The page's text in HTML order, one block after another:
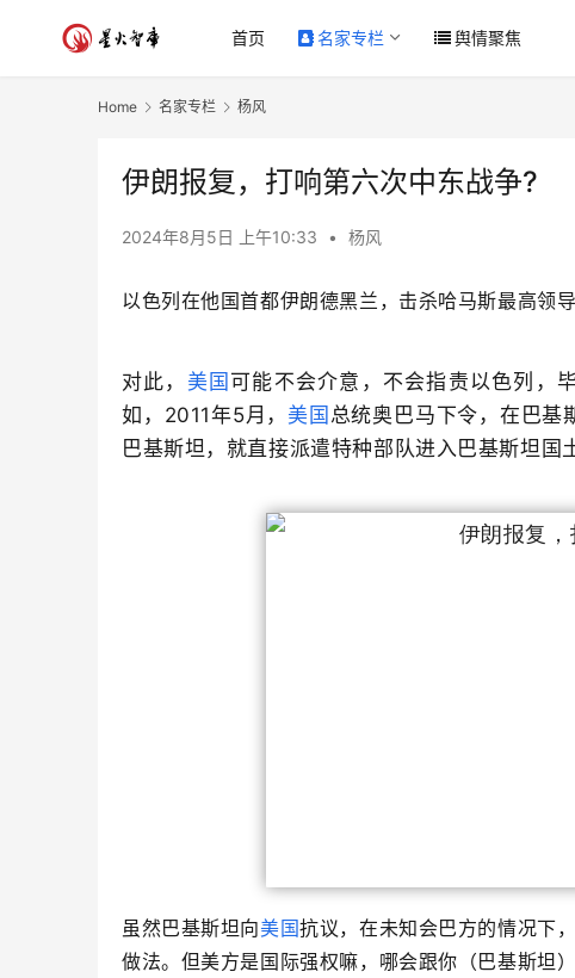
首页 名家专栏 舆情聚焦
Home 名家专栏 杨风
伊朗报复，打响第六次中东战争?
2024年8月5日 上午10:33 • 杨风
以色列在他国首都伊朗德黑兰，击杀哈马斯最高领
对此， 美国 可能不会介意，不会指责以色列，
如，2011年5月， 美国 总统奥巴马下令，在巴基
巴基斯坦，就直接派遣特种部队进入巴基斯坦国
虽然巴基斯坦向美国抗议，在未知会巴方的情况下
做法。 但美方是国际强权嘛，哪会跟你（巴基斯坦